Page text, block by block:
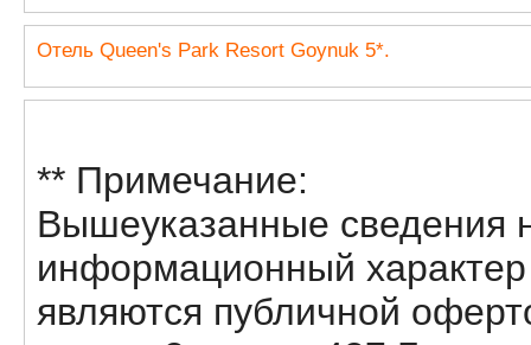
Отель Queen's Park Resort Goynuk 5*.
** Примечание:
Вышеуказанные сведения
информационный
являются публичной